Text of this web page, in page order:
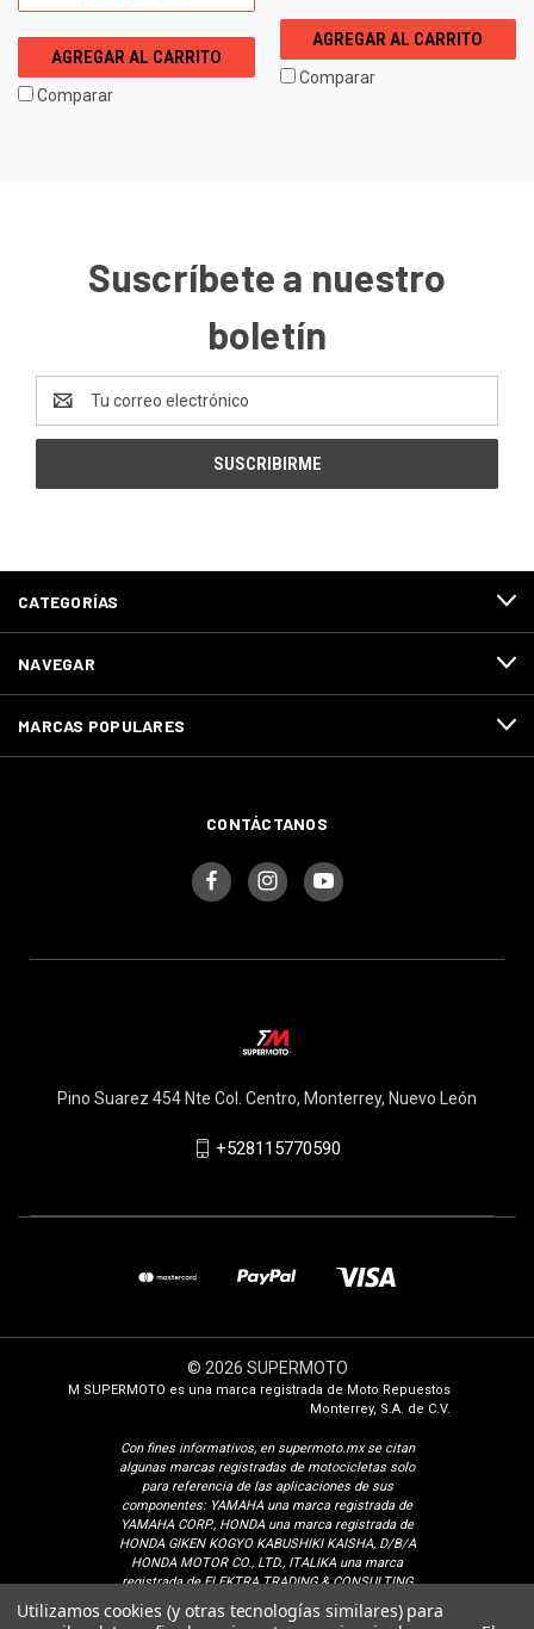
AGREGAR AL CARRITO
Comparar
AGREGAR AL CARRITO
Comparar
Suscríbete a nuestro
boletín
de
correo
CATEGORÍAS
NAVEGAR
MARCAS POPULARES
CONTÁCTANOS
Pino Suarez 454 Nte Col. Centro, Monterrey, Nuevo León
+528115770590
© 2026 SUPERMOTO
M SUPERMOTO es una marca registrada de Moto Repuestos
Monterrey, S.A. de C.V.
Con fines informativos, en supermoto.mx se citan
algunas marcas registradas de motocicletas solo
para referencia de las aplicaciones de sus
componentes: YAMAHA una marca registrada de
YAMAHA CORP., HONDA una marca registrada de
HONDA GIKEN KOGYO KABUSHIKI KAISHA, D/B/A
HONDA MOTOR CO., LTD., ITALIKA una marca
registrada de ELEKTRA TRADING & CONSULTING
GROUP, S.A. DE C.V., SUZUKI una marca registrada
de SUZUKI MOTOR CORPORATION, VENTO una
Utilizamos cookies (y otras tecnologías similares) para